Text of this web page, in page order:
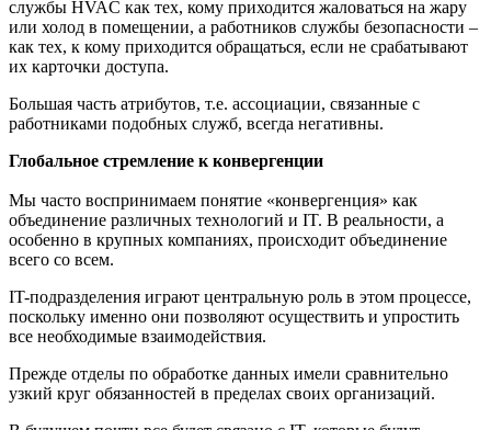
службы HVAC как тех, кому приходится жаловаться на жару
или холод в помещении, а работников службы безопасности –
как тех, к кому приходится обращаться, если не срабатывают
их карточки доступа.
Большая часть атрибутов, т.е. ассоциации, связанные с
работниками подобных служб, всегда негативны.
Глобальное стремление к конвергенции
Мы часто воспринимаем понятие «конвергенция» как
объединение различных технологий и IT. В реальности, а
особенно в крупных компаниях, происходит объединение
всего со всем.
IT-подразделения играют центральную роль в этом процессе,
поскольку именно они позволяют осуществить и упростить
все необходимые взаимодействия.
Прежде отделы по обработке данных имели сравнительно
узкий круг обязанностей в пределах своих организаций.